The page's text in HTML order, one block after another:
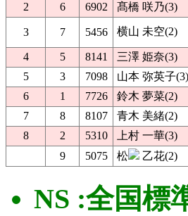
2
6 6902 髙橋 咲乃(3)
3 7 5456 横山 未空(2)
4 5 8141 三澤 姫奈(3)
5
3 7098 山本 弥英子(3)
6
1 7726 鈴木 夢菜(2)
7
8 8107 青木 美緒(2)
8
2 5310 上村 一華(3)
9
5075 松 乙花(2)
NS :全国標